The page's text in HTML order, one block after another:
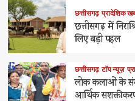
छत्तीसगढ़ प्रादेशिक
छत्तीसगढ़ में
लिए बड़ी पहल
छत्तीसगढ़ टॉप न्यूज़
लोक कलाओं के
आर्थिक